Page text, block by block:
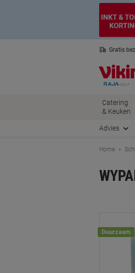
Gratis
Catering
& Keuken
Advies
Home
Duurzaam